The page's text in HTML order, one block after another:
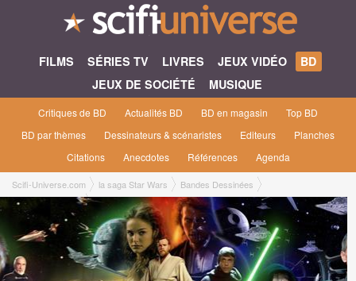
FILMS SÉRIES TV LIVRES JEUX VIDÉO
BD
JEUX DE SOCIÉTÉ
MUSIQUE
Critiques de BD Actualités BD BD en magasin
Top BD
BD par thèmes
Dessinateurs & scénaristes Editeurs
Planches
Citations
Anecdotes Références Agenda
Scifi-Universe.com la saga Star Wars
Bandes Dessinées
Cible Vador [2020]